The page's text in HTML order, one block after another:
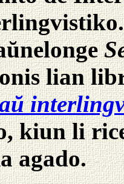
lian
kiun li
agado.